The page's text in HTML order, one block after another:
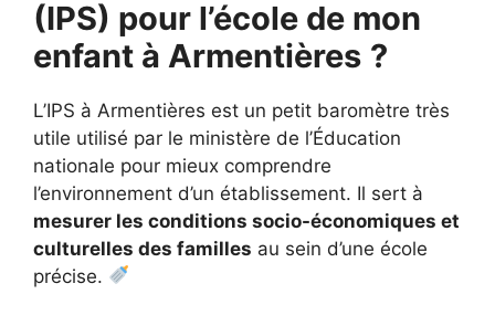
(IPS) pour l’école de mon
enfant à Armentières ?
L’IPS à Armentières est un petit baromètre très
utile utilisé par le ministère de l’Éducation
nationale pour mieux comprendre
l’environnement d’un établissement. Il sert à
mesurer les conditions socio-économiques et
culturelles des familles au sein d’une école
précise.